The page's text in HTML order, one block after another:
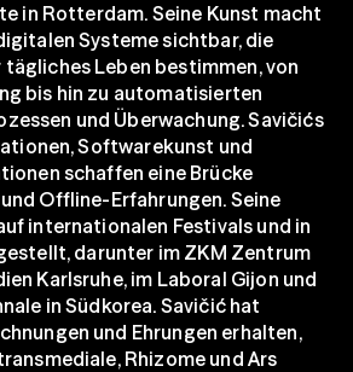
in Rotterdam. Seine Kunst macht
Systeme sichtbar, die
tägliches Leben bestimmen, von
bis hin zu automatisierten
und Überwachung. Savičićs
Softwarekunst und
schaffen eine Brücke
Offline-Erfahrungen. Seine
internationalen Festivals und in
darunter im ZKM Zentrum
Karlsruhe, im Laboral Gijon und
in Südkorea. Savičić hat
und Ehrungen erhalten,
Rhizome und Ars